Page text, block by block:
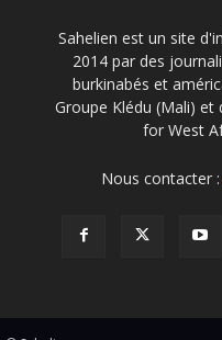
Sahelien est un site
2014 par des
burkinabés et
Groupe Klédu (Mali) et
for West
Nous contacter :